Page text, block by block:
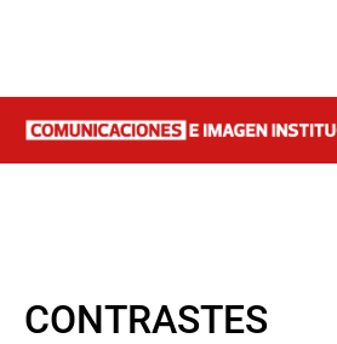
CONTRASTES